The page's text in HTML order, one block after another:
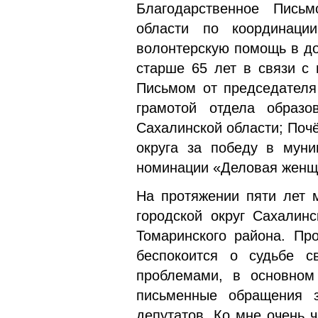
Благодарственное
области по
волонтерскую помощь в
старше 65 лет в связи с
Письмом от
грамотой отдела
Сахалинской области;
округа за победу в
номинации «Деловая
На протяжении пяти лет
городской округ
Томаринского района.
беспокоится о судьбе
проблемами, в
письменные обращения